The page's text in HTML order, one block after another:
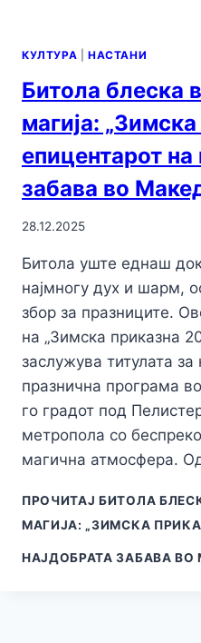
КУЛТУРА НАСТАНИ
Битола блеска
магија:
епицентарот на
забава во
28.12.2025
Битола уште еднаш
најмногу дух и шарм,
збор за празниците.
на „Зимска приказна
заслужува титулата за
празнична програма
го градот под
метропола со
магична атмосфера.
ПРОЧИТАЈ БИТОЛА
МАГИЈА: „ЗИМСКА
НАЈДОБРАТА ЗАБАВА